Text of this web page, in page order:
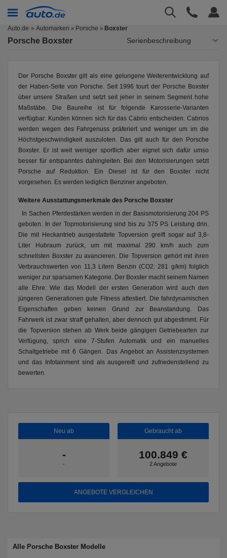
Auto.de Automarken » Porsche » Boxster
Porsche Boxster Serienbeschreibung
Der Porsche Boxster gilt als eine gelungene Weiterentwicklung auf
der Haben-Seite von Porsche. Seit 1996 tourt der Porsche Boxster
über unsere Straßen und setzt seit jeher in seinem Segment hohe
Maßstäbe. Die Baureihe ist für folgende Karosserie-Varianten
verfügbar: Kunden können sich für das Cabrio entscheiden. Cabrios
werden wegen des Fahrgenuss präferiert und weniger um im die
Höchstgeschwindigkeit auszuloten. Das gilt auch für den Porsche
Boxster. Er ist weit weniger sportlich aber eignet sich dafür umso
besser für entspanntes dahingleiten. Bei den Motorisierungen setzt
Porsche auf Reduktion. Ein Diesel ist für den Boxster nicht
vorgesehen. Es werden lediglich Benziner angeboten.
Weitere Ausstattungsmerkmale des Porsche Boxster
In Sachen Pferdestärken werden in der Basismotorisierung 204 PS
geboten. In der Topmotorisierung sind bis zu 375 PS Leistung drin.
Die mit Heckantrieb ausgestattete Topversion greift sogar auf 3,8-
Liter Hubraum zurück, um mit maximal 290 km/h auch zum
schnellsten Boxster zu avancieren. Die Topversion gehört mit ihren
Verbrauchswerten von 11,3 Litern Benzin (CO2: 281 g/km) folglich
weniger zur sparsamen Kategorie. Der Boxster macht seinem Namen
alle Ehre: Wie das Modell der ersten Generation wird auch den
jüngeren Generationen gute Fitness attestiert. Die fahrdynamischen
Eigenschaften geben keinen Grund zur Beanstandung. Das
Fahrwerk ist zwar straff gehalten, aber dennoch gut abgestimmt. Für
die Topversion stehen ab Werk beide gängigen Getriebearten zur
Verfügung, sprich eine 7-Stufen Automatik und ein manuelles
Schaltgetriebe mit 6 Gängen. Das Angebot an Assistenzsystemen
und das Infotainment sind als ausgereift und zufriedenstellend zu
bewerten.
Neu ab
-
-
Gebraucht ab
100.849 €
2 Angebote
ANGEBOTE VERGLEICHEN
Alle Porsche Boxster Modelle